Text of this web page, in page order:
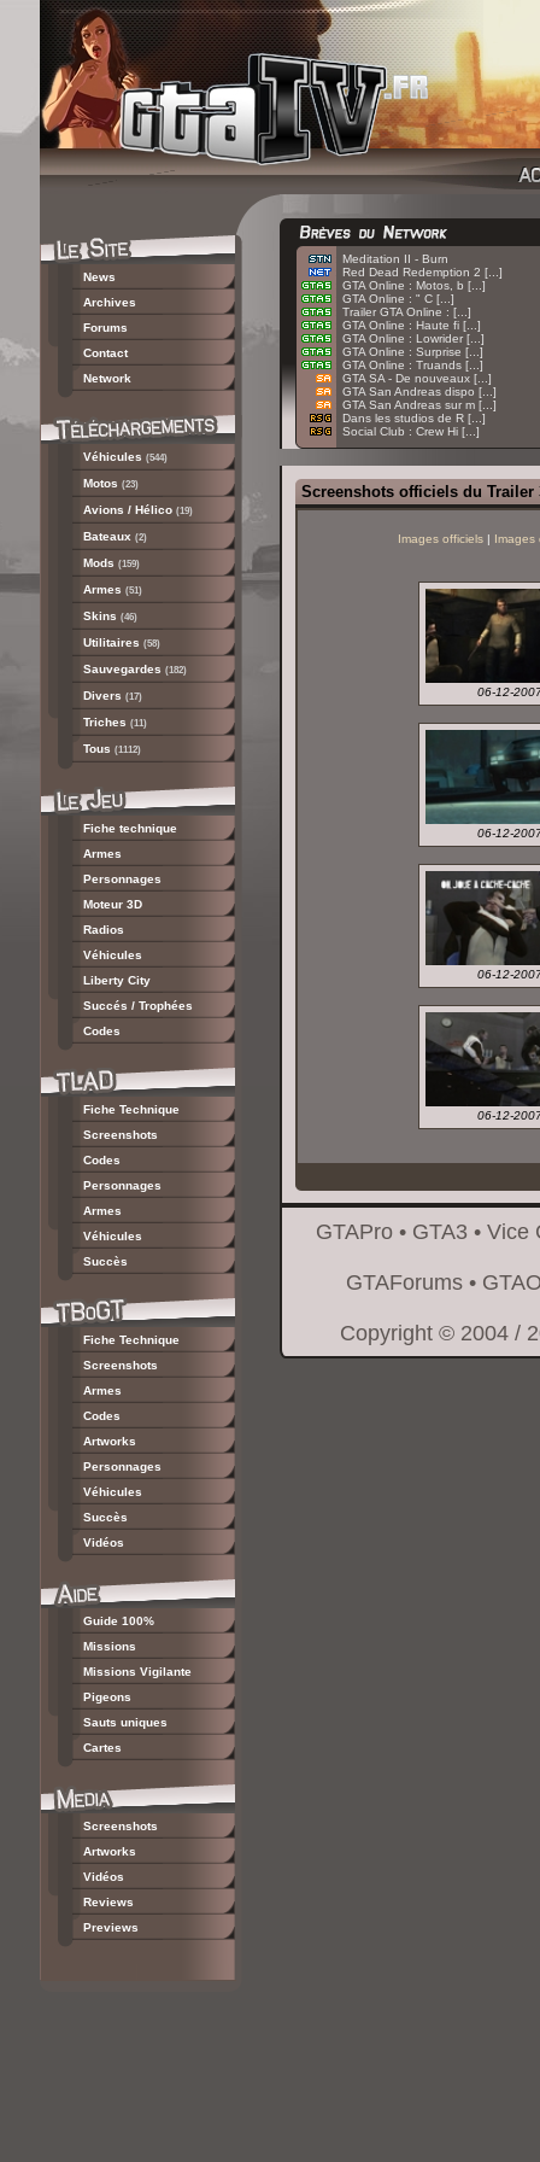
News
Archives
Forums
Contact
Network
Véhicules (544)
Motos (23)
Avions / Hélico (19)
Bateaux (2)
Mods (159)
Armes (51)
Skins (46)
Utilitaires (58)
Sauvegardes (182)
Divers (17)
Triches (11)
Tous (1112)
Fiche technique
Armes
Personnages
Moteur 3D
Radios
Véhicules
Liberty City
Succés / Trophées
Codes
Fiche Technique
Screenshots
Codes
Personnages
Armes
Véhicules
Succès
Fiche Technique
Screenshots
Armes
Codes
Artworks
Personnages
Véhicules
Succès
Vidéos
Guide 100%
Missions
Missions Vigilante
Pigeons
Sauts uniques
Cartes
Screenshots
Artworks
Vidéos
Reviews
Previews
Meditation II - Burn
Red Dead Redemption 2 [...]
GTA Online : Motos, b [...]
GTA Online : " C [...]
Trailer GTA Online : [...]
GTA Online : Haute fi [...]
GTA Online : Lowrider [...]
GTA Online : Surprise [...]
GTA Online : Truands [...]
GTA SA - De nouveaux [...]
GTA San Andreas dispo [...]
GTA San Andreas sur m [...]
Dans les studios de R [...]
Social Club : Crew Hi [...]
Screenshots officiels du Trailer
Images officiels| Images
06-12-
06-12-
06-12-
06-12-
GTAPro • GTA3 • Vice
GTAForums •
Copyright © 2004 /